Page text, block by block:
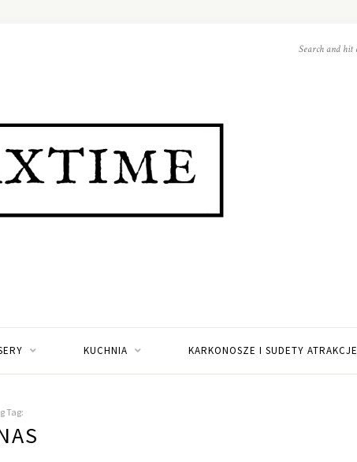
KUCHNIA KARKONOSZE I SUDETY ATRAKCJE
Tag: